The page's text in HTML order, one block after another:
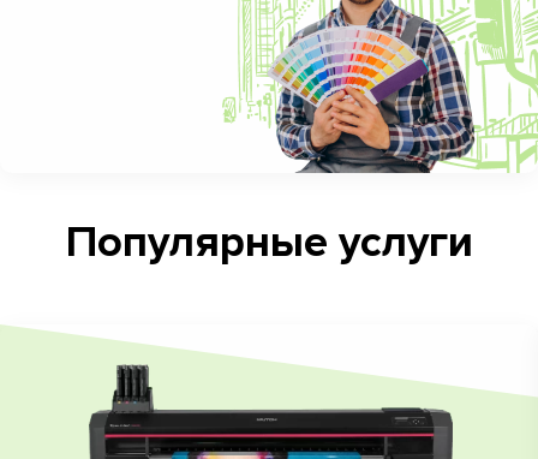
Популярные услуги